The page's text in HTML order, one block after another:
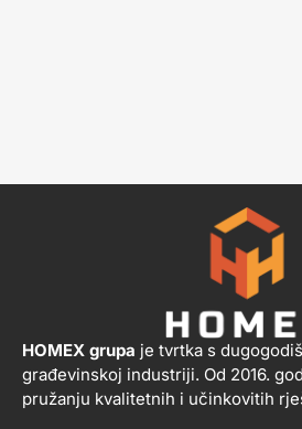
HOMEX grupa je tvrtka s
građevinskoj industriji. Od 2016.
pružanju kvalitetnih i učinkovitih